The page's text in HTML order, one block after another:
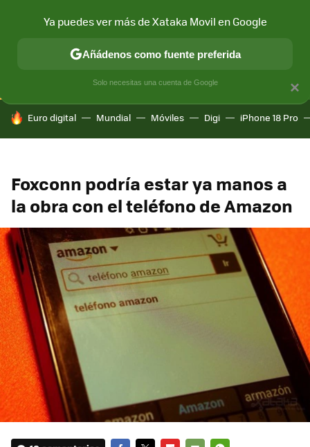
CONECTIVIDAD MÓVIL Y SOCIEDAD APLICACIONES
HOY SE HABLA DE
Euro digital Mundial Móviles Digi iPhone 18 Pro
Foxconn podría estar ya manos a
la obra con el teléfono de Amazon
×
Ya puedes ver más de Xataka Movil en Google
Añádenos como fuente preferida
Solo necesitas una cuenta de Google